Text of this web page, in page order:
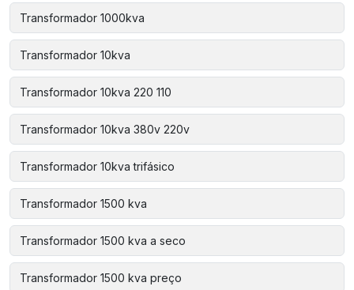
Transformador 1000kva
Transformador 10kva
Transformador 10kva 220 110
Transformador 10kva 380v 220v
Transformador 10kva trifásico
Transformador 1500 kva
Transformador 1500 kva a seco
Transformador 1500 kva preço